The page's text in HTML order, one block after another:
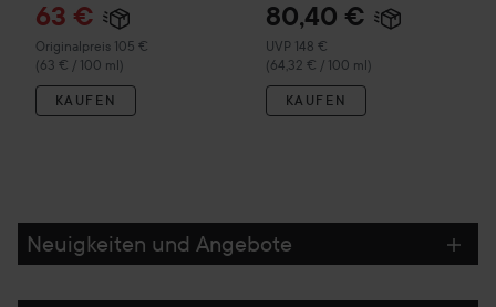
63 €
Originalpreis 105 €
Regulärer Preis 105 €
(63 € / 100 ml)
KAUFEN
80,40 €
UVP 148 €
Empfohlener Preis 148 €
(64,32 € / 100 ml)
KAUFEN
Neuigkeiten und Angebote